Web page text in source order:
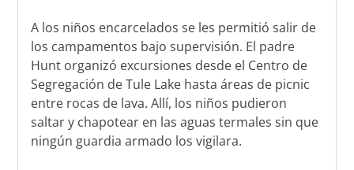
A los niños encarcelados se les permitió salir de
los campamentos bajo supervisión. El padre
Hunt organizó excursiones desde el Centro de
Segregación de Tule Lake hasta áreas de picnic
entre rocas de lava. Allí, los niños pudieron
saltar y chapotear en las aguas termales sin que
ningún guardia armado los vigilara.